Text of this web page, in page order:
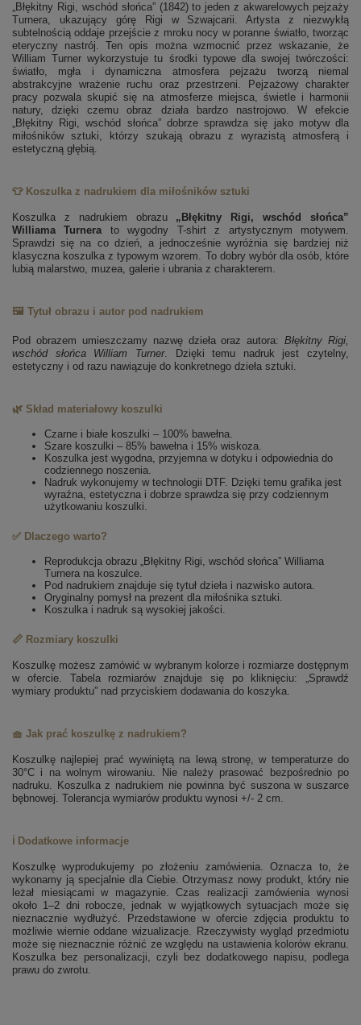
„Błękitny Rigi, wschód słońca” (1842) to jeden z akwarelowych pejzaży
Turnera, ukazujący górę Rigi w Szwajcarii. Artysta z niezwykłą
subtelnością oddaje przejście z mroku nocy w poranne światło, tworząc
eteryczny nastrój. Ten opis można wzmocnić przez wskazanie, że
William Turner wykorzystuje tu środki typowe dla swojej twórczości:
światło, mgła i dynamiczna atmosfera pejzażu tworzą niemal
abstrakcyjne wrażenie ruchu oraz przestrzeni. Pejzażowy charakter
pracy pozwala skupić się na atmosferze miejsca, świetle i harmonii
natury, dzięki czemu obraz działa bardzo nastrojowo. W efekcie
„Błękitny Rigi, wschód słońca” dobrze sprawdza się jako motyw dla
miłośników sztuki, którzy szukają obrazu z wyrazistą atmosferą i
estetyczną głębią.
👕 Koszulka z nadrukiem dla miłośników sztuki
Koszulka z nadrukiem obrazu „Błękitny Rigi, wschód słońca”
Williama Turnerato wygodny T-shirt z artystycznym motywem.
Sprawdzi się na co dzień, a jednocześnie wyróżnia się bardziej niż
klasyczna koszulka z typowym wzorem. To dobry wybór dla osób, które
lubią malarstwo, muzea, galerie i ubrania z charakterem.
🖼️ Tytuł obrazu i autor pod nadrukiem
Pod obrazem umieszczamy nazwę dzieła oraz autora:Błękitny Rigi,
wschód słońca
William Turner. Dzięki temu nadruk jest czytelny,
estetyczny i od razu nawiązuje do konkretnego dzieła sztuki.
🌿 Skład materiałowy koszulki
Czarne i białe koszulki – 100% bawełna.
Szare koszulki – 85% bawełna i 15% wiskoza.
Koszulka jest wygodna, przyjemna w dotyku i odpowiednia do
codziennego noszenia.
Nadruk wykonujemy w technologii DTF. Dzięki temu grafika jest
wyraźna, estetyczna i dobrze sprawdza się przy codziennym
użytkowaniu koszulki.
✅ Dlaczego warto?
Reprodukcja obrazu „Błękitny Rigi, wschód słońca” Williama
Turnera na koszulce.
Pod nadrukiem znajduje się tytuł dzieła i nazwisko autora.
Oryginalny pomysł na prezent dla miłośnika sztuki.
Koszulka i nadruk są wysokiej jakości.
📏 Rozmiary koszulki
Koszulkę możesz zamówić w wybranym kolorze i rozmiarze dostępnym
w ofercie. Tabela rozmiarów znajduje się po kliknięciu: „Sprawdź
wymiary produktu” nad przyciskiem dodawania do koszyka.
🧺 Jak prać koszulkę z nadrukiem?
Koszulkę najlepiej prać wywiniętą na lewą stronę, w temperaturze do
30°C i na wolnym wirowaniu. Nie należy prasować bezpośrednio po
nadruku. Koszulka z nadrukiem nie powinna być suszona w suszarce
bębnowej. Tolerancja wymiarów produktu wynosi +/- 2 cm.
ℹ️ Dodatkowe informacje
Koszulkę wyprodukujemy po złożeniu zamówienia. Oznacza to, że
wykonamy ją specjalnie dla Ciebie. Otrzymasz nowy produkt, który nie
leżał miesiącami w magazynie. Czas realizacji zamówienia wynosi
około 1–2 dni robocze, jednak w wyjątkowych sytuacjach może się
nieznacznie wydłużyć. Przedstawione w ofercie zdjęcia produktu to
możliwie wiernie oddane wizualizacje. Rzeczywisty wygląd przedmiotu
może się nieznacznie różnić ze względu na ustawienia kolorów ekranu.
Koszulka bez personalizacji, czyli bez dodatkowego napisu, podlega
prawu do zwrotu.